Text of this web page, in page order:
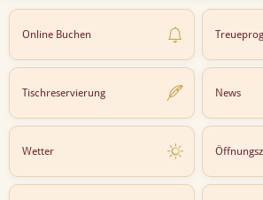
Online Buchen
Tischreservierung News
Wetter